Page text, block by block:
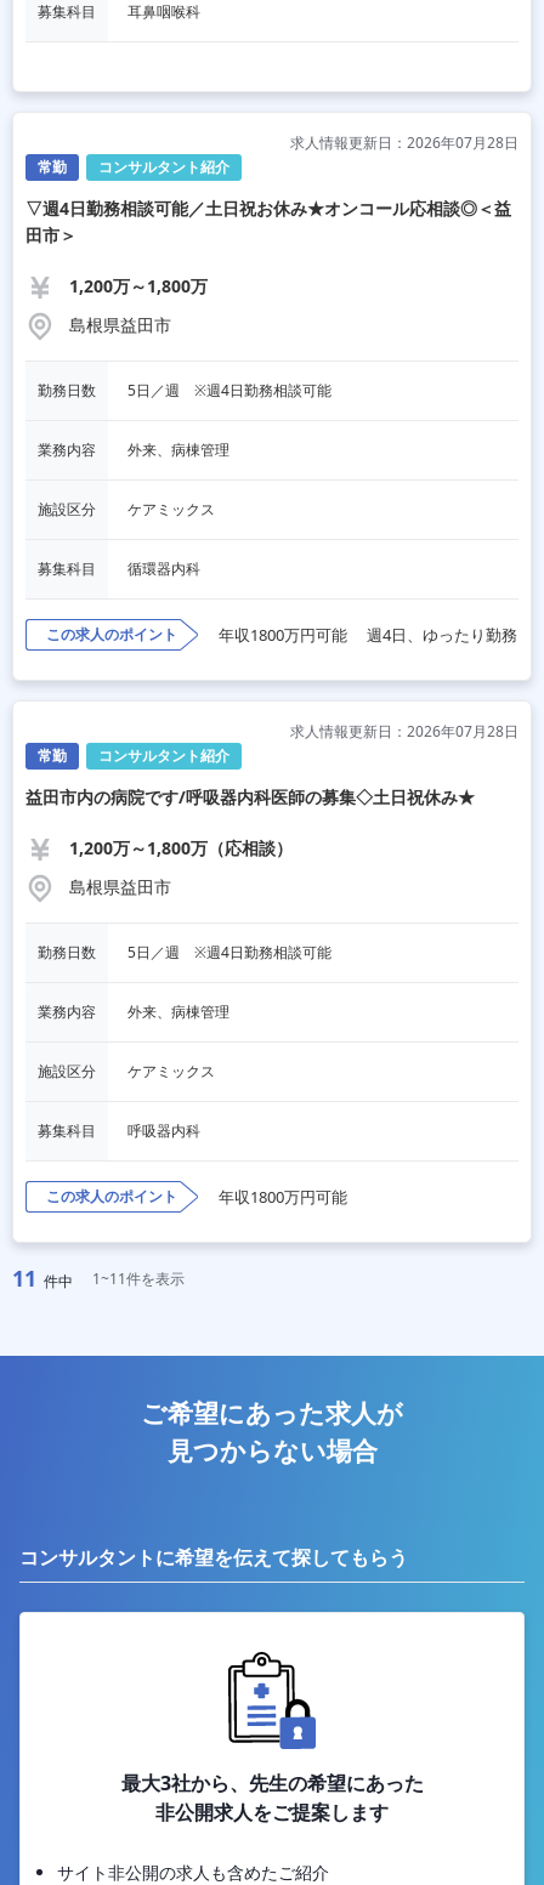
募集科目 耳鼻咽喉科
常勤 コンサルタント紹介
求人情報更新日：2026年07月28日
▽週4日勤務相談可能／土日祝お休み★オンコール応相談◎＜益
田市＞
1,200万～1,800万
島根県益田市
勤務日数 5日／週　※週4日勤務相談可能
業務内容 外来、病棟管理
施設区分 ケアミックス
募集科目 循環器内科
この求人のポイント 年収1800万円可能 週4日、ゆったり勤務
常勤 コンサルタント紹介
求人情報更新日：2026年07月28日
益田市内の病院です/呼吸器内科医師の募集◇土日祝休み★
1,200万～1,800万（応相談）
島根県益田市
勤務日数 5日／週　※週4日勤務相談可能
業務内容 外来、病棟管理
施設区分 ケアミックス
募集科目 呼吸器内科
この求人のポイント 年収1800万円可能
11 件中 1~11件を表示
ご希望にあった求人が
見つからない場合
コンサルタントに希望を伝えて探してもらう
最大3社から、先生の希望にあった
非公開求人をご提案します
サイト非公開の求人も含めたご紹介